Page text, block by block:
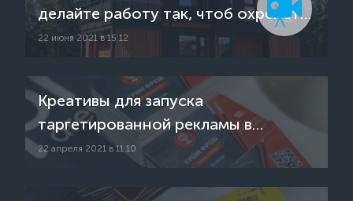
делайте работу так, чтоб охренеть
от процесса и наслаждаться
результатами своего труда.
22 июня 2021 в 15:12
Креативы для запуска
таргетированной рекламы в
социальных сетях и поиске
22 апреля 2021 в 11:10